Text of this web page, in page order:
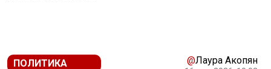
ПОЛИТИКА @Лаура Акопян